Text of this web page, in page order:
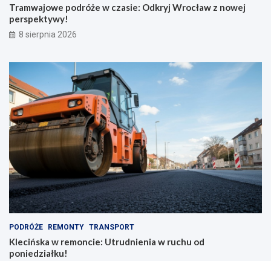
r
a
d
n
y
m
p
l
e
c
a
k
e
m
p
e
e
k
t
y
w
y
!
Tramwajowe podróże w czasie: Odkryj Wrocław z nowej
perspektywy!
8 sierpnia 2026
PODRÓŻE REMONTY TRANSPORT
Klecińska w remoncie: Utrudnienia w ruchu od
poniedziałku!